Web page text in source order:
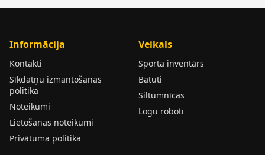
Informācija
Kontakti
Sīkdatņu izmantošanas
politika
Noteikumi
Lietošanas noteikumi
Privātuma politika
Veikals
Sporta inventārs
Batuti
Siltumnīcas
Logu roboti